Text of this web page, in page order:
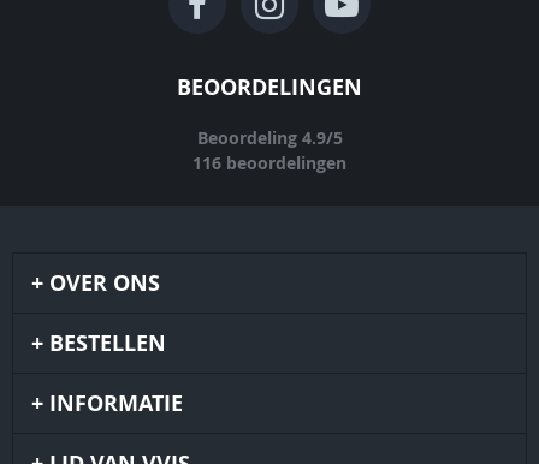
BEOORDELINGEN
Beoordeling 4.9/5
116 beoordelingen
OVER ONS
BESTELLEN
INFORMATIE